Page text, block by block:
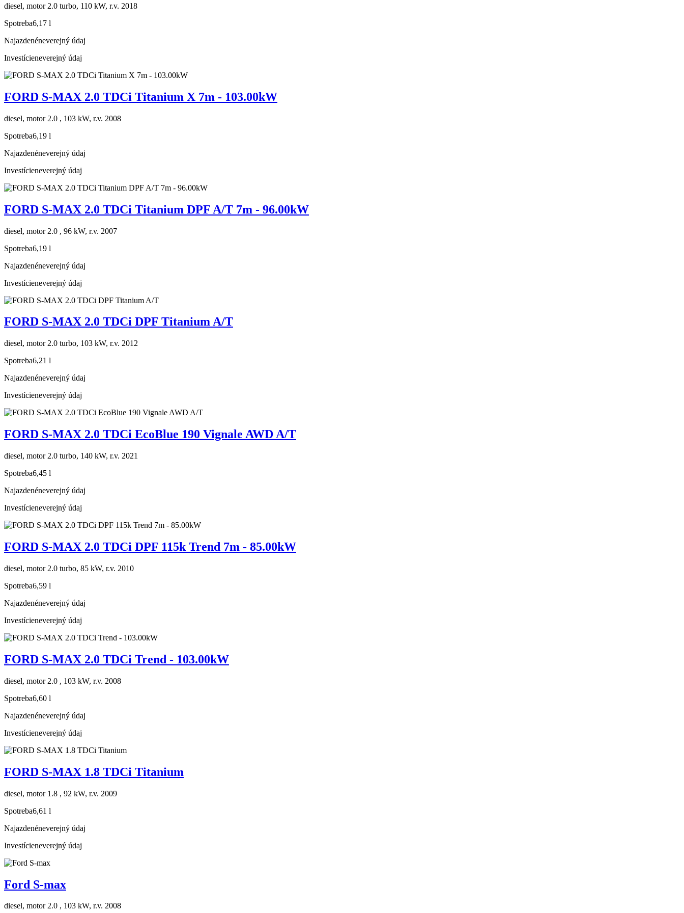
diesel, motor 2.0 turbo, 110 kW, r.v. 2018
Spotreba6,17 l
Najazdenéneverejný údaj
Investícieneverejný údaj
FORD S-MAX 2.0 TDCi Titanium X 7m - 103.00kW
diesel, motor 2.0 , 103 kW, r.v. 2008
Spotreba6,19 l
Najazdenéneverejný údaj
Investícieneverejný údaj
FORD S-MAX 2.0 TDCi Titanium DPF A/T 7m - 96.00kW
diesel, motor 2.0 , 96 kW, r.v. 2007
Spotreba6,19 l
Najazdenéneverejný údaj
Investícieneverejný údaj
FORD S-MAX 2.0 TDCi DPF Titanium A/T
diesel, motor 2.0 turbo, 103 kW, r.v. 2012
Spotreba6,21 l
Najazdenéneverejný údaj
Investícieneverejný údaj
FORD S-MAX 2.0 TDCi EcoBlue 190 Vignale AWD A/T
diesel, motor 2.0 turbo, 140 kW, r.v. 2021
Spotreba6,45 l
Najazdenéneverejný údaj
Investícieneverejný údaj
FORD S-MAX 2.0 TDCi DPF 115k Trend 7m - 85.00kW
diesel, motor 2.0 turbo, 85 kW, r.v. 2010
Spotreba6,59 l
Najazdenéneverejný údaj
Investícieneverejný údaj
FORD S-MAX 2.0 TDCi Trend - 103.00kW
diesel, motor 2.0 , 103 kW, r.v. 2008
Spotreba6,60 l
Najazdenéneverejný údaj
Investícieneverejný údaj
FORD S-MAX 1.8 TDCi Titanium
diesel, motor 1.8 , 92 kW, r.v. 2009
Spotreba6,61 l
Najazdenéneverejný údaj
Investícieneverejný údaj
Ford S-max
diesel, motor 2.0 , 103 kW, r.v. 2008